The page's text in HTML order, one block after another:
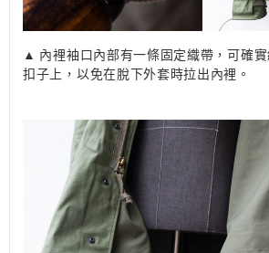
▲ 內裡袖口內部有一條固定織帶，可確
扣子上，以免在脫下外套時拉出內裡。